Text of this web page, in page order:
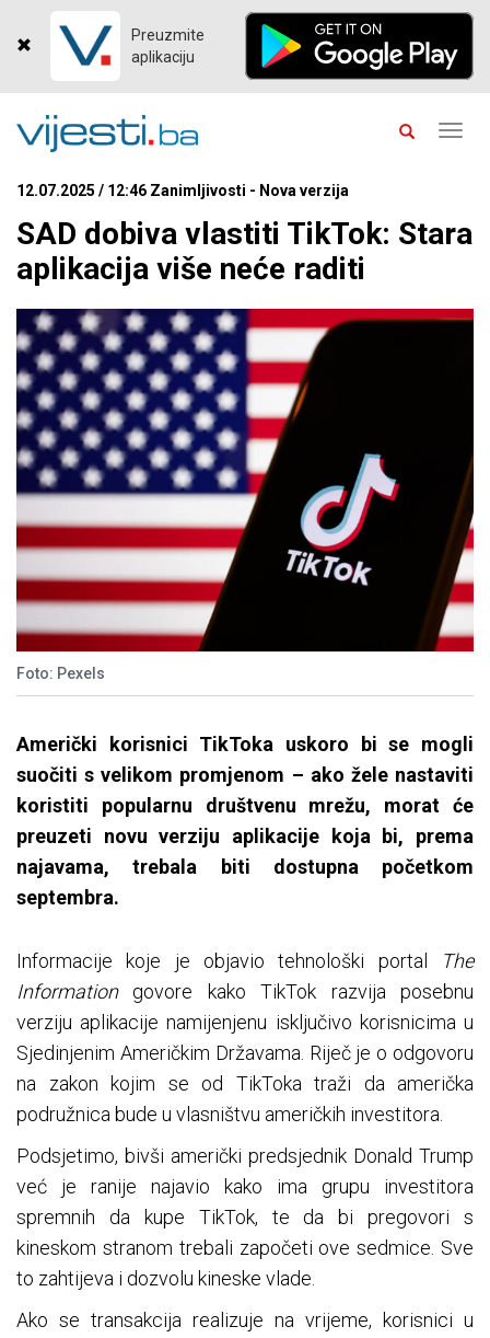
Preuzmite
aplikaciju
12.07.2025 / 12:46 Zanimljivosti - Nova verzija
SAD dobiva vlastiti TikTok: Stara
aplikacija više neće raditi
Foto: Pexels
Američki korisnici TikToka uskoro bi se mogli
suočiti s velikom promjenom – ako žele nastaviti
koristiti popularnu društvenu mrežu, morat će
preuzeti novu verziju aplikacije koja bi, prema
najavama, trebala biti dostupna početkom
septembra.
Informacije koje je objavio tehnološki portal
The
Informationgovore kako TikTok razvija posebnu
verziju aplikacije namijenjenu isključivo korisnicima u
Sjedinjenim Američkim Državama. Riječ je o odgovoru
na zakon kojim se od TikTokatraži da američka
podružnica bude u vlasništvu američkih investitora.
Podsjetimo, bivši američki predsjednik Donald Trump
već je ranije najavio kako ima grupu investitora
spremnih da kupe TikTok, te da bi pregovori s
kineskom stranom trebali započeti ove sedmice. Sve
to zahtijeva i dozvolu kineske vlade.
Ako se transakcija realizuje na vrijeme, korisnici u